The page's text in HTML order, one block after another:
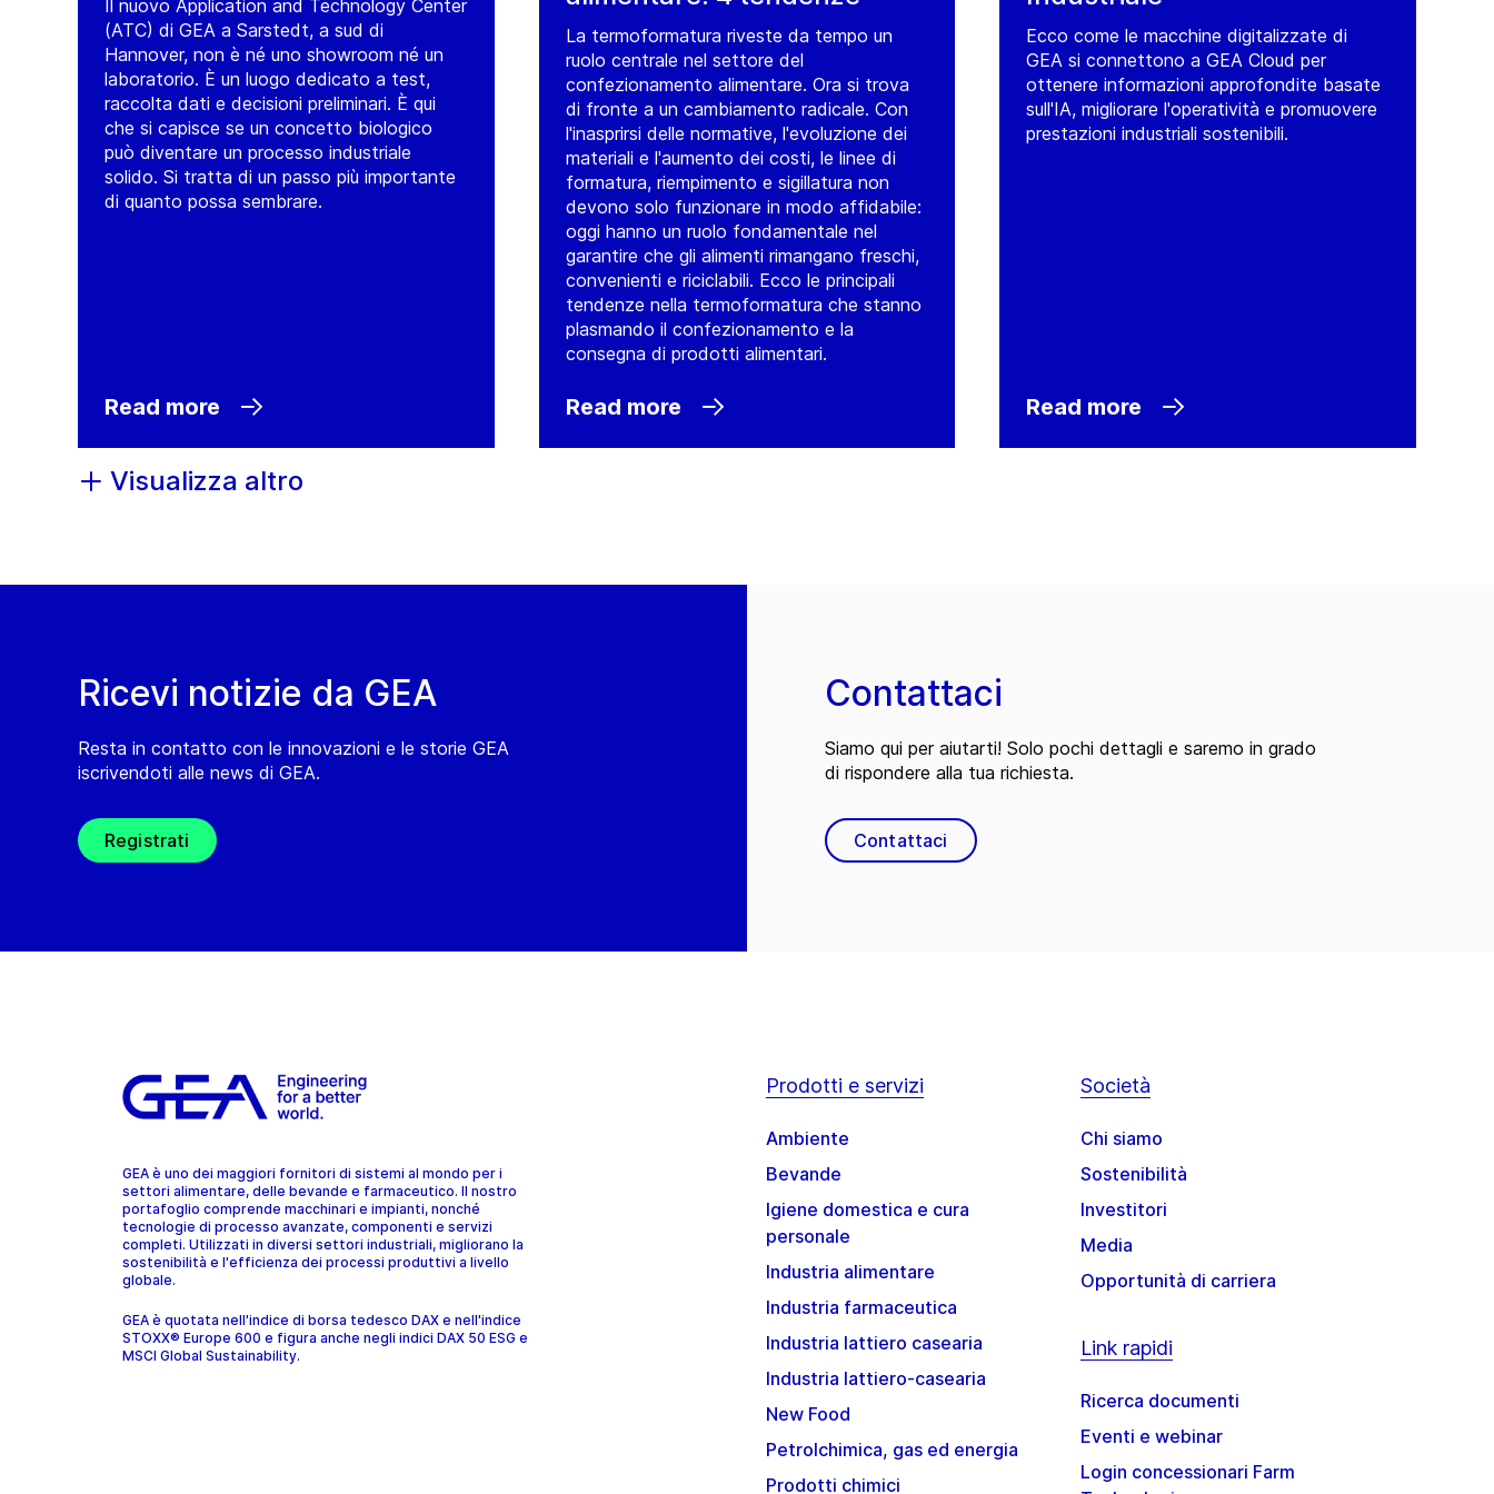
Il nuovo Application and Technology Center
(ATC) di GEA a Sarstedt, a sud di
Hannover, non è né uno showroom né un
laboratorio. È un luogo dedicato a test,
raccolta dati e decisioni preliminari. È qui
che si capisce se un concetto biologico
può diventare un processo industriale
solido. Si tratta di un passo più importante
di quanto possa sembrare.
Read more
La termoformatura riveste da tempo un
ruolo centrale nel settore del
confezionamento alimentare. Ora si trova
di fronte a un cambiamento radicale. Con
l'inasprirsi delle normative, l'evoluzione dei
materiali e l'aumento dei costi, le linee di
formatura, riempimento e sigillatura non
devono solo funzionare in modo affidabile:
oggi hanno un ruolo fondamentale nel
garantire che gli alimenti rimangano freschi,
convenienti e riciclabili. Ecco le principali
tendenze nella termoformatura che stanno
plasmando il confezionamento e la
consegna di prodotti alimentari.
Read more
Ecco come le macchine digitalizzate di
GEA si connettono a GEA Cloud per
ottenere informazioni approfondite basate
sull'IA, migliorare l'operatività e promuovere
prestazioni industriali sostenibili.
Read more
Visualizza altro
Ricevi notizie da GEA
Resta in contatto con le innovazioni e le storie GEA
iscrivendoti alle news di GEA.
Registrati
Contattaci
Siamo qui per aiutarti! Solo pochi dettagli e saremo in grado
di rispondere alla tua richiesta.
Contattaci
GEA è uno dei maggiori fornitori di sistemi al mondo per i
settori alimentare, delle bevande e farmaceutico. Il nostro
portafoglio comprende macchinari e impianti, nonché
tecnologie di processo avanzate, componenti e servizi
completi. Utilizzati in diversi settori industriali, migliorano la
sostenibilità e l'efficienza dei processi produttivi a livello
globale.
GEA è quotata nell'indice di borsa tedesco DAX e nell'indice
STOXX® Europe 600 e figura anche negli indici DAX 50 ESG e
MSCI Global Sustainability.
Prodotti e servizi
Ambiente
Bevande
Igiene domestica e cura
personale
Industria alimentare
Industria farmaceutica
Industria lattiero casearia
Industria lattiero-casearia
New Food
Petrolchimica, gas ed energia
Prodotti chimici
Società
Chi siamo
Sostenibilità
Investitori
Media
Opportunità di carriera
Link rapidi
Ricerca documenti
Eventi e webinar
Login concessionari Farm